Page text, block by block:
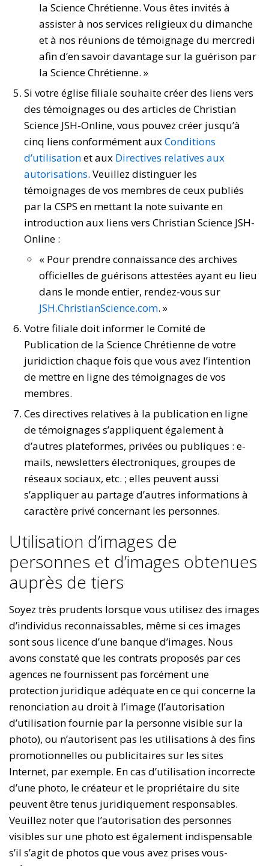
la Science Chrétienne. Vous êtes invités à
assister à nos services religieux du dimanche
et à nos réunions de témoignage du mercredi
afin d’en savoir davantage sur la guérison par
la Science Chrétienne. »
Si votre église filiale souhaite créer des liens vers
des témoignages ou des articles de Christian
Science JSH-Online, vous pouvez créer jusqu’à
cinq liens conformément auxConditions
d’utilisationet aux Directives relatives aux
autorisations. Veuillez distinguer les
témoignages de vos membres de ceux publiés
par la CSPS en mettant la note suivante en
introduction aux liens vers Christian Science JSH-
Online :
« Pour prendre connaissance des archives
officielles de guérisons attestées ayant eu lieu
dans le monde entier, rendez-vous sur
JSH.ChristianScience.com. »
Votre filiale doit informer le Comité de
Publication de la Science Chrétienne de votre
juridiction chaque fois que vous avez l’intention
de mettre en ligne des témoignages de vos
membres.
Ces directives relatives à la publication en ligne
de témoignages s’appliquent également à
d’autres plateformes, privées ou publiques : e-
mails, newsletters électroniques, groupes de
réseaux sociaux, etc. ; elles peuvent aussi
s’appliquer au partage d’autres informations à
caractère privé concernant les personnes.
Utilisation d’images de
personnes et d’images obtenues
auprès de tiers
Soyez très prudents lorsque vous utilisez des images
d’individus reconnaissables, même si ces images
sont sous licence d’une banque d’images. Nous
avons constaté que les contrats proposés par ces
agences ne fournissent pas forcément une
protection juridique adéquate en ce qui concerne la
renonciation au droit à l’image (l’autorisation
d’utilisation fournie par la personne visible sur la
photo), ou n’autorisent pas les utilisations à des fins
promotionnelles ou publicitaires sur les sites
Internet, par exemple. En cas d’utilisation incorrecte
d’une photo, le créateur et le propriétaire du site
peuvent être tenus juridiquement responsables.
Veuillez noter que l’autorisation des personnes
visibles sur une photo est également indispensable
s’il s’agit de photos que vous avez prises vous-